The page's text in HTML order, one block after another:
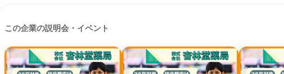
この企業の説明会・イベント